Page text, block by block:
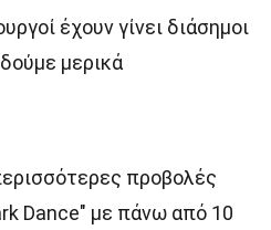
έχουν γίνει διάσημοι
μερικά
προβολές
Dance" με πάνω από 10